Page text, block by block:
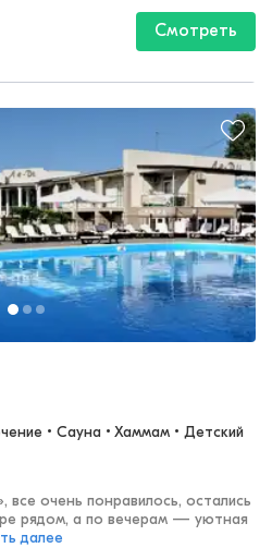
Смотреть
• Сауна • Хаммам • Детский
очень понравилось, остались
рядом, а по вечерам — уютная
далее